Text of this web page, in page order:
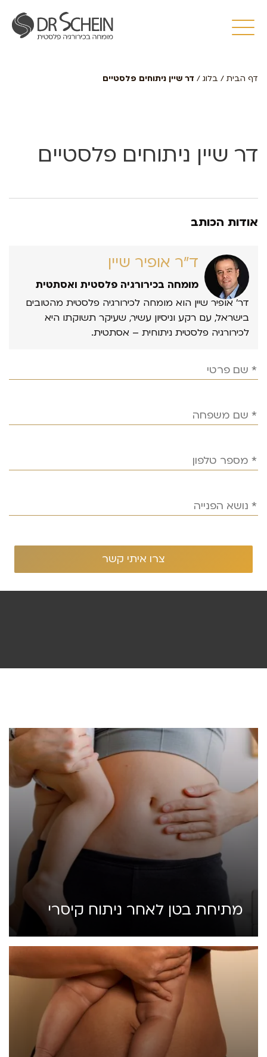
דף הבית / בלוג / דר שיין ניתוחים פלסטיים
דר שיין ניתוחים פלסטיים
אודות הכותב
ד״ר אופיר שיין
מומחה בכירורגיה פלסטית ואסתטית
דר’ אופיר שיין הוא מומחה לכירורגיה פלסטית מהטובים
בישראל, עם רקע וניסיון עשיר, שעיקר תשוקתו היא
לכירורגיה פלסטית ניתוחית – אסתטית.
מתיחת בטן לאחר ניתוח קיסרי